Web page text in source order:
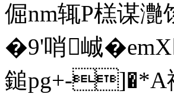
倔nm辄P榚谋
�9'哨峸
鎚 pg+-